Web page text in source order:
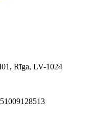
Rīga, LV-1024